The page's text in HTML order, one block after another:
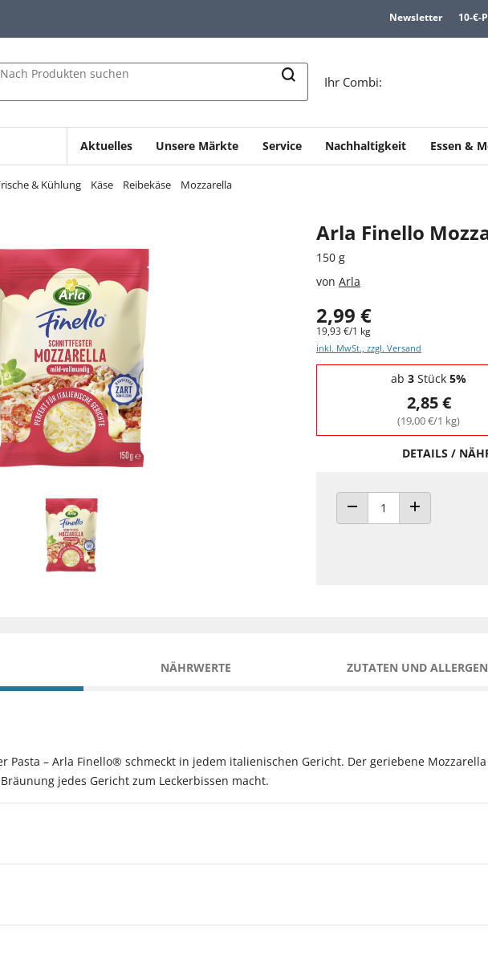
Newsletter 10-€-
Nach Produkten suchen
Ihr Combi:
Aktuelles Unsere Märkte Service Nachhaltigkeit Essen &
& Kühlung Käse Reibekäse Mozzarella
Arla Finello
150 g
von Arla
2,99 €
19,93 €/1 kg
inkl. MwSt., zzgl. Versand
Staffelpreise - Mengenrabatt
ab 3 Stück 5%
2,85 €
(19,00 €/1 kg)
DETAILS /
ANZAHL VERRINGERN
ANZAHL
NÄHRWERTE ZUTATEN UND
Pasta – Arla Finello® schmeckt in jedem italienischen Gericht. Der geriebene
jedes Gericht zum Leckerbissen macht.